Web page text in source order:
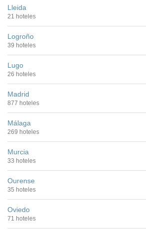
Lleida
21 hoteles
Logroño
39 hoteles
Lugo
26 hoteles
Madrid
877 hoteles
Málaga
269 hoteles
Murcia
33 hoteles
Ourense
35 hoteles
Oviedo
71 hoteles